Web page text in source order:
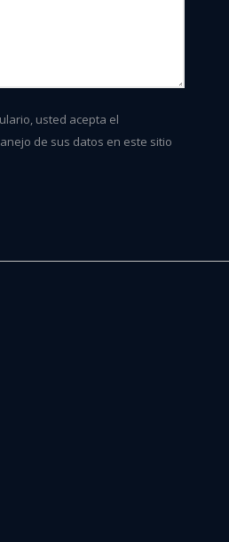
usted acepta el
de sus datos en este sitio